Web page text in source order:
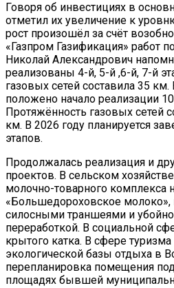
Говоря об инвестициях в
отметил их увеличение к
рост произошёл за счёт
«Газпром Газификация» работ
Николай Александрович
реализованы 4-й, 5-й ,6-й, 7-й
газовых сетей составила 35
положено начало реализации
Протяжённость газовых сетей
км. В 2026 году планируется
этапов.
Продолжалась реализация и
проектов. В сельском
молочно-товарного комплекса
«Большедороховское молоко»,
силосными траншеями и
переработкой. В социальной
крытого катка. В сфере
экологической базы отдыха в
перепланировка помещения
площадях бывшей